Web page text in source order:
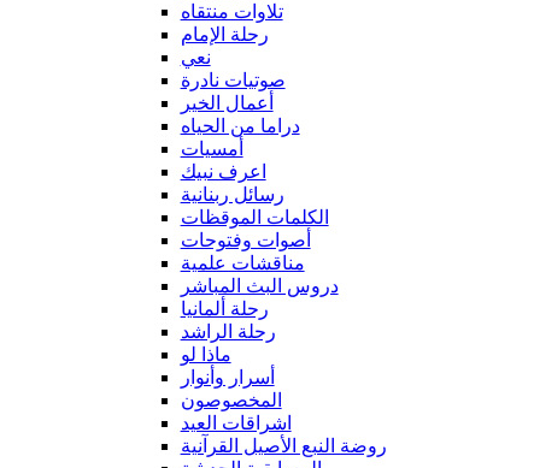
تلاوات منتقاه
رحلة الإمام
نعي
صوتيات نادرة
أعمال الخير
دراما من الحياه
أمسيات
اعرف نبيك
رسائل ربنانية
الكلمات الموقظات
أصوات وفتوحات
مناقشات علمية
دروس البث المباشر
رحلة ألمانيا
رحلة الراشد
ماذا لو
أسرار وأنوار
المخصوصون
اشراقات العيد
روضة النبع الأصيل القرآنية